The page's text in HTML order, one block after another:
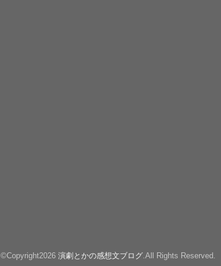
©Copyright2026 演劇とかの感想文ブログ.All Rights Reserved.